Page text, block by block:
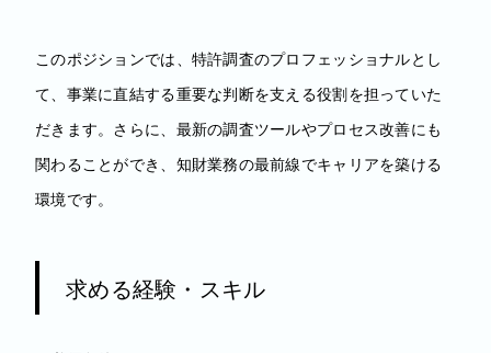
このポジションでは、特許調査のプロフェッショナルとし
て、事業に直結する重要な判断を支える役割を担っていた
だきます。さらに、最新の調査ツールやプロセス改善にも
関わることができ、知財業務の最前線でキャリアを築ける
環境です。
求める経験・スキル